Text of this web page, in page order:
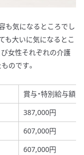
も気になるところでし
も大いに気になるとこ
び女性それぞれの介護
のです。
賞与・特別給与額
387,000円
607,000円
607,000円